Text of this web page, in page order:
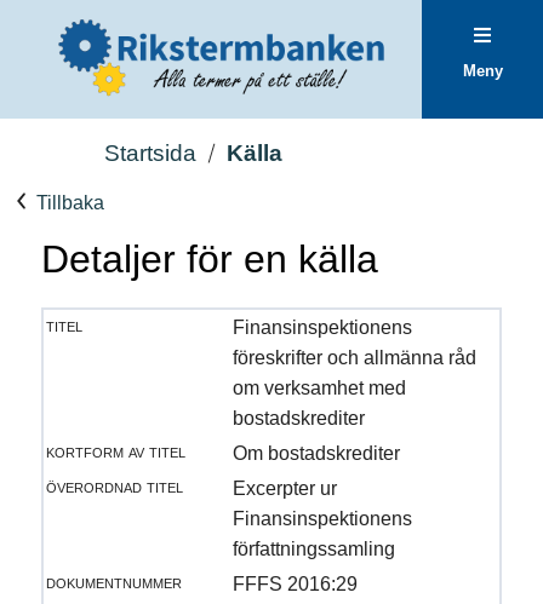
Meny
Startsida Källa
Tillbaka
Detaljer för en källa
titel
Finansinspektionens
föreskrifter och allmänna råd
om verksamhet med
bostadskrediter
kortform av titel
Om bostadskrediter
överordnad titel
Excerpter ur
Finansinspektionens
författningssamling
dokumentnummer
FFFS 2016:29